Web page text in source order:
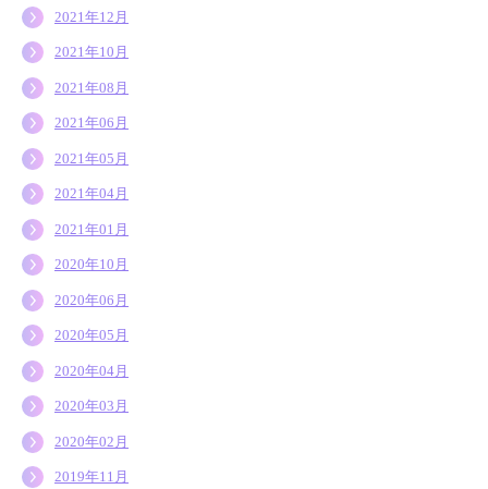
2021年12月
2021年10月
2021年08月
2021年06月
2021年05月
2021年04月
2021年01月
2020年10月
2020年06月
2020年05月
2020年04月
2020年03月
2020年02月
2019年11月